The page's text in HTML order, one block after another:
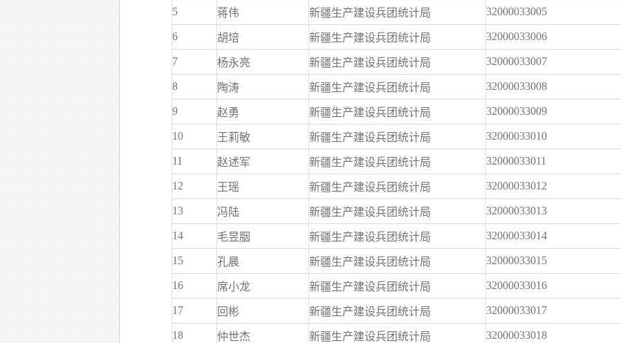
5 蒋伟 新疆生产建设兵团统计局 32000033005
6 胡培 新疆生产建设兵团统计局 32000033006
7 杨永亮 新疆生产建设兵团统计局 32000033007
8 陶涛 新疆生产建设兵团统计局 32000033008
9 赵勇 新疆生产建设兵团统计局 32000033009
10 王莉敏 新疆生产建设兵团统计局 32000033010
11 赵述军 新疆生产建设兵团统计局 32000033011
12 王瑶 新疆生产建设兵团统计局 32000033012
13 冯陆 新疆生产建设兵团统计局 32000033013
14 毛昱胭 新疆生产建设兵团统计局 32000033014
15 孔晨 新疆生产建设兵团统计局 32000033015
16 席小龙 新疆生产建设兵团统计局 32000033016
17 回彬 新疆生产建设兵团统计局 32000033017
18 仲世杰 新疆生产建设兵团统计局 32000033018